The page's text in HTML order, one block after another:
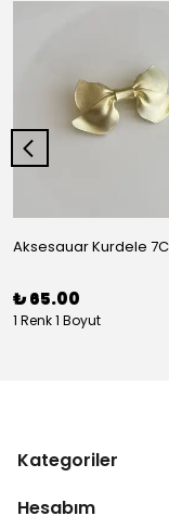
₺ 65.00
1 Renk 1 Boyut
Kategoriler
Hesabım